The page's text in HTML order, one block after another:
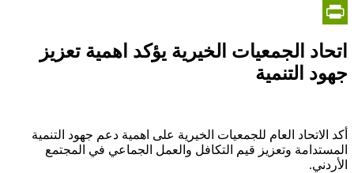
اتحاد الجمعيات الخيرية يؤكد اهمية تعزيز
جهود التنمية
أكد الاتحاد العام للجمعيات الخيرية على اهمية دعم جهود التنمية
المستدامة وتعزيز قيم التكافل والعمل الجماعي في المجتمع
الأردني.